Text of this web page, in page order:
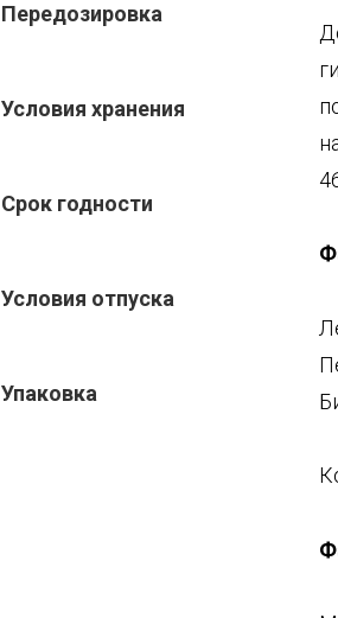
Передозировка
Условия хранения
Срок годности
Условия отпуска
Упаковка